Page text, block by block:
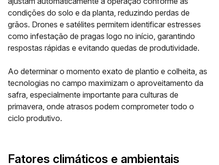
condições do solo e da planta, reduzindo perdas de
grãos. Drones e satélites permitem identificar estresses
como infestação de pragas logo no início, garantindo
respostas rápidas e evitando quedas de produtividade.
Ao determinar o momento exato de plantio e colheita, as
tecnologias no campo maximizam o aproveitamento da
safra, especialmente importante para culturas de
primavera, onde atrasos podem comprometer todo o
ciclo produtivo.
Fatores climáticos e ambientais